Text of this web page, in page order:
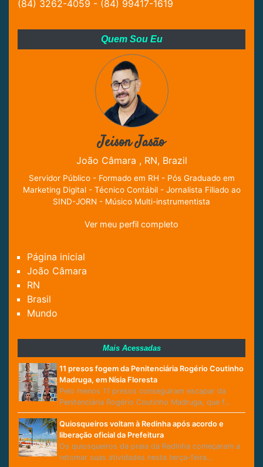
(84) 3262-4059 - (84) 99417-1619
Quem Sou Eu
Jeison Jasão
João Câmara , RN, Brazil
Servidor Público - Formado em RH - Pós Graduado em
Marketing Digital - Técnico Contábil - Jornalista Filiado ao
SIND-JORN - Músico Multi-instrumentista
Ver meu perfil completo
Página inicial
João Câmara
RN
Brasil
Mundo
Mais Acessadas
11 presos fogem da Penitenciária Rogério Coutinho
Madruga, em Nísia Floresta
Pelo menos 11 presos conseguiram escapar da
Penitenciária Rogério Coutinho Madruga, que f…
Quiosqueiros voltam à Redinha após acordo e
liberação oficial da Prefeitura
Os quiosqueiros da praia da Redinha começaram a
retomar suas atividades nesta terça-feira…